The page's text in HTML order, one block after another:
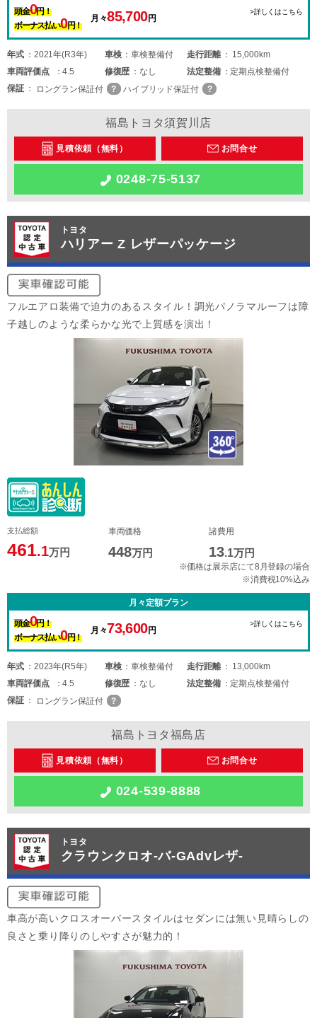
頭金0円！
ボーナス払い0円！
月々85,700円
>詳しくはこちら
年式 2021年(R3年) 車検 車検整備付 走行距離
15,000km
車両評価点 4.5 修復歴 なし 法定整備
定期点検整備付
保証
ロングラン保証付 ハイブリッド保証付
福島トヨタ須賀川店
見積依頼（無料） お問合せ
0248-75-5137
トヨタ
ハリアー Z レザーパッケージ
フルエアロ装備で迫力のあるスタイル！調光パノラマルーフは障
子越しのような柔らかな光で上質感を演出！
支払総額
461.1万円
車両価格
448万円
諸費用
13.1万円
※価格は展示店にて8月登録の場合
※消費税10%込み
月々定額プラン
頭金0円！
ボーナス払い0円！
月々73,600円
>詳しくはこちら
年式 2023年(R5年) 車検 車検整備付 走行距離
13,000km
車両評価点 4.5 修復歴 なし 法定整備
定期点検整備付
保証
ロングラン保証付
福島トヨタ福島店
見積依頼（無料） お問合せ
024-539-8888
トヨタ
クラウンクロオ-バ-GAdvレザ-
車高が高いクロスオーバースタイルはセダンには無い見晴らしの
良さと乗り降りのしやすさが魅力的！